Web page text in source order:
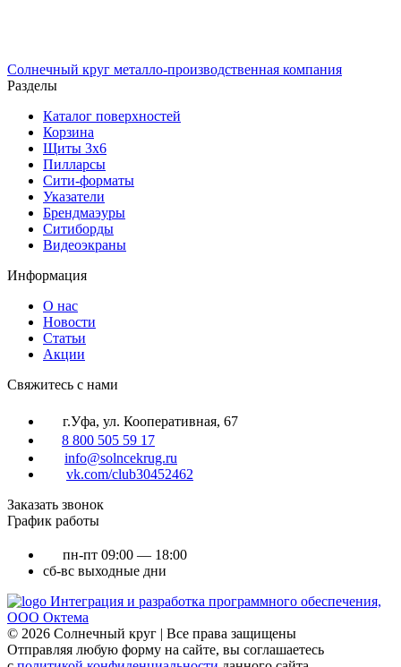
Солнечный круг металло-производственная компания
Разделы
Каталог поверхностей
Корзина
Щиты 3х6
Пилларсы
Сити-форматы
Указатели
Брендмаэуры
Ситиборды
Видеоэкраны
Информация
О нас
Новости
Статьи
Акции
Cвяжитесь с нами
г.Уфа, ул. Кооперативная, 67
8 800 505 59 17
info@solncekrug.ru
vk.com/club30452462
Заказать звонок
График работы
пн-пт 09:00 — 18:00
сб-вс выходные дни
Интеграция и разработка программного обеспечения,
ООО Октема
© 2026 Солнечный круг | Все права защищены
Отправляя любую форму на сайте, вы соглашаетесь